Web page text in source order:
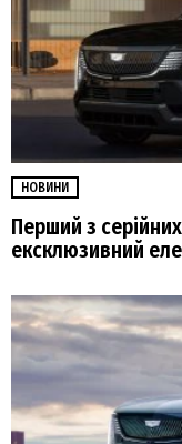
НОВИНИ
Перший з
ексклюзивний